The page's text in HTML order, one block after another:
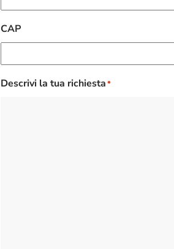
CAP
Descrivi la tua richiesta*